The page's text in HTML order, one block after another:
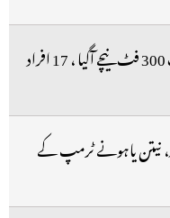
ایئر انڈیا کا طیارہ ہوا میں اچانک 300 فٹ نیچے آگیا ، 17 افراد
نیتن یاہونے ٹرمپ کے